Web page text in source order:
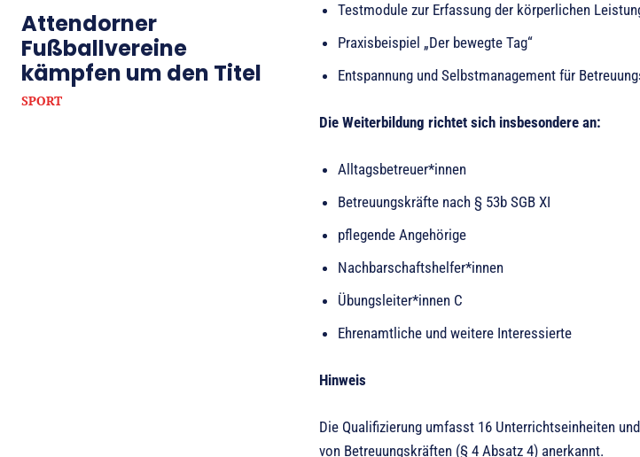
Attendorner
Fußballvereine
kämpfen um den Titel
SPORT
Testmodule zur Erfassung der körperlichen
Praxisbeispiel „Der bewegte Tag“
Entspannung und Selbstmanagement für
Die Weiterbildung richtet sich insbesondere an:
Alltagsbetreuer*innen
Betreuungskräfte nach § 53b SGB XI
pflegende Angehörige
Nachbarschaftshelfer*innen
Übungsleiter*innen C
Ehrenamtliche und weitere Interessierte
Hinweis
Die Qualifizierung umfasst 16 Unterrichtseinheiten
von Betreuungskräften (§ 4 Absatz 4) anerkannt.